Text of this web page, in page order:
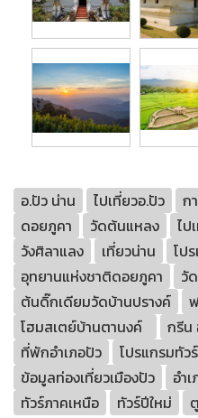
อ.ปัว น่าน ไปเที่ยวอ.ปัว ก
ดอยภูคา
วัดต้นแหลง ไป
วังศิลาแลง
เที่ยวน่าน
โป
อุทยานแห่งชาติดอยภูคา
วั
ต้นดิ๊กเดียมวัดบ้านปรางค์
โฮมสเตย์บ้านตานงค์
กรีน
ที่พักอำเภอปัว
โปรแกรมทัว
ข้อมูลท่องเที่ยวเมืองปัว
อำ
ทัวร์ภาคเหนือ
ทัวร์ปีใหม่